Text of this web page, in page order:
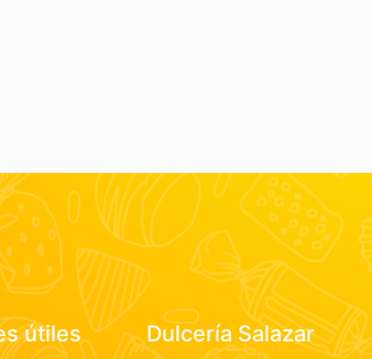
útiles Dulcería Salazar